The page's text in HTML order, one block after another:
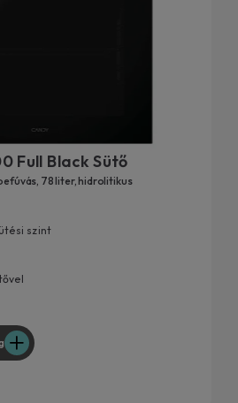
Full Black Sütő
78 liter, hidrolitikus
szint